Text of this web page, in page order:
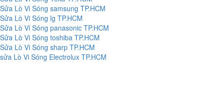
Sửa Lò Vi Sóng samsung TP.HCM
Sửa Lò Vi Sóng lg TP.HCM
Sửa Lò Vi Sóng panasonic TP.HCM
Sửa Lò Vi Sóng toshiba TP.HCM
Sửa Lò Vi Sóng sharp TP.HCM
sửa Lò Vi Sóng Electrolux TP.HCM